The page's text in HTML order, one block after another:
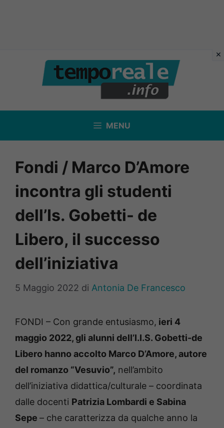
contenuto
MENU
Fondi / Marco D’Amore
incontra gli studenti
dell’Is. Gobetti- de
Libero, il successo
dell’iniziativa
5 Maggio 2022 di Antonia De Francesco
FONDI – Con grande entusiasmo, ieri 4
maggio 2022, gli alunni dell’I.I.S. Gobetti-de
Libero hanno accolto Marco D’Amore, autore
del romanzo “Vesuvio”, nell’ambito
dell’iniziativa didattica/culturale – coordinata
dalle docenti Patrizia Lombardi e Sabina
Sepe – che caratterizza da qualche anno la